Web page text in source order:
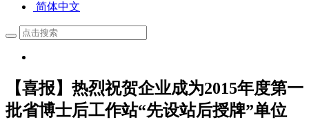
简体中文
【喜报】热烈祝贺企业成为2015年度第一
批省博士后工作站“先设站后授牌”单位